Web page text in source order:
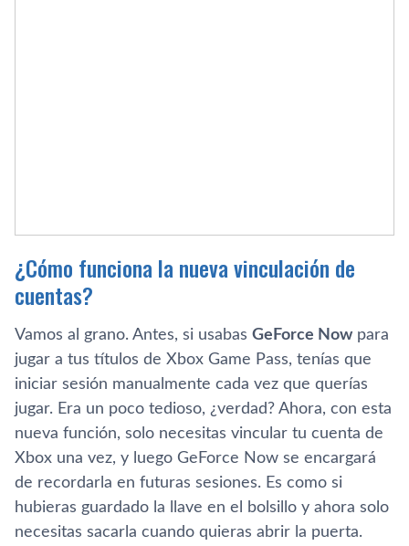
¿Cómo funciona la nueva vinculación de
cuentas?
Vamos al grano. Antes, si usabas GeForce Now para
jugar a tus títulos de Xbox Game Pass, tenías que
iniciar sesión manualmente cada vez que querías
jugar. Era un poco tedioso, ¿verdad? Ahora, con esta
nueva función, solo necesitas vincular tu cuenta de
Xbox una vez, y luego GeForce Now se encargará
de recordarla en futuras sesiones. Es como si
hubieras guardado la llave en el bolsillo y ahora solo
necesitas sacarla cuando quieras abrir la puerta.